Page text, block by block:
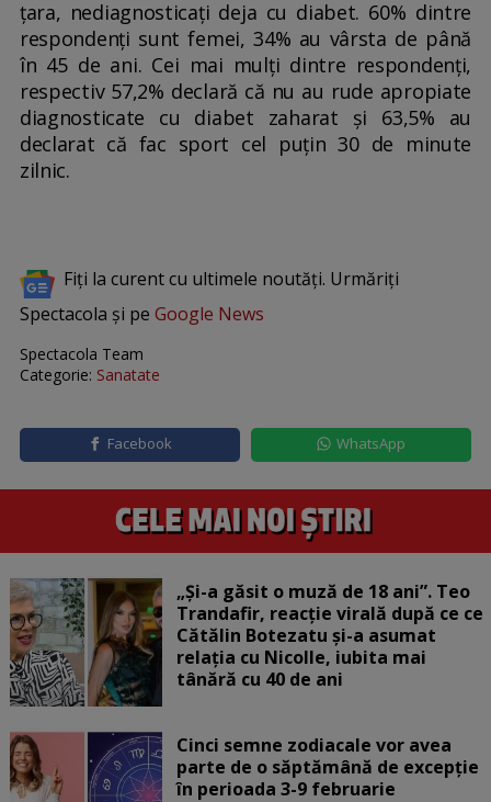
țara, nediagnosticați deja cu diabet. 60% dintre
respondenți sunt femei, 34% au vârsta de până
în 45 de ani. Cei mai mulți dintre respondenți,
respectiv 57,2% declară că nu au rude apropiate
diagnosticate cu diabet zaharat și 63,5% au
declarat că fac sport cel puțin 30 de minute
zilnic.
Fiți la curent cu ultimele noutăți. Urmăriți
Spectacola și pe Google News
Spectacola Team
Categorie: Sanatate
Facebook WhatsApp
„Și-a găsit o muză de 18 ani”. Teo
Trandafir, reacție virală după ce ce
Cătălin Botezatu și-a asumat
relația cu Nicolle, iubita mai
tânără cu 40 de ani
Cinci semne zodiacale vor avea
parte de o săptămână de excepție
în perioada 3-9 februarie